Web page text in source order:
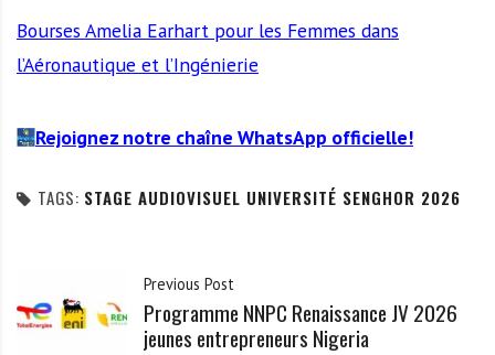
Bourses Amelia Earhart pour les Femmes dans
l’Aéronautique et l’Ingénierie
Rejoignez notre chaîne WhatsApp officielle!
TAGS: STAGE AUDIOVISUEL UNIVERSITÉ SENGHOR 2026
Previous Post
Programme NNPC Renaissance JV 2026
jeunes entrepreneurs Nigeria